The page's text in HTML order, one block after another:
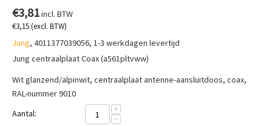
€3,81incl. BTW
€3,15(excl. BTW)
Jung, 4011377039056, 1-3 werkdagen levertijd
Jung centraalplaat Coax (a561pltvww)
Wit glanzend/alpinwit, centraalplaat antenne-aansluitdoos, coax,
RAL-nummer 9010
Aantal:
+
−